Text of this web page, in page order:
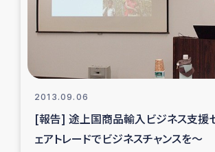
漁民によるマングローブ植林
レバノンでのシリア難民への食糧・
レバノンでのシリア難民への教育
2013.09.06
[報告] 途上国商品輸入ビジネス支援
ェアトレードでビジネスチャンスを～